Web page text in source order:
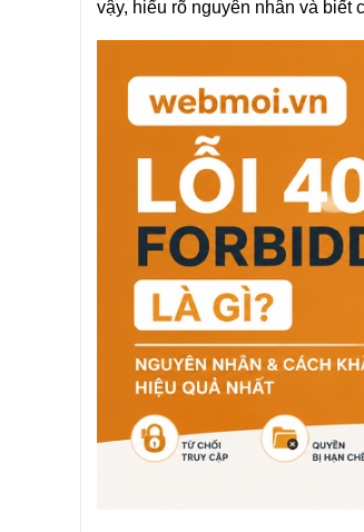
vậy, hiểu rõ nguyên nhân và biết